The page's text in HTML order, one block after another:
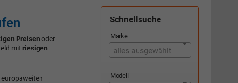
Preisen oder
mit riesigen
Schnellsuche
Marke
alles ausgewählt
Modell